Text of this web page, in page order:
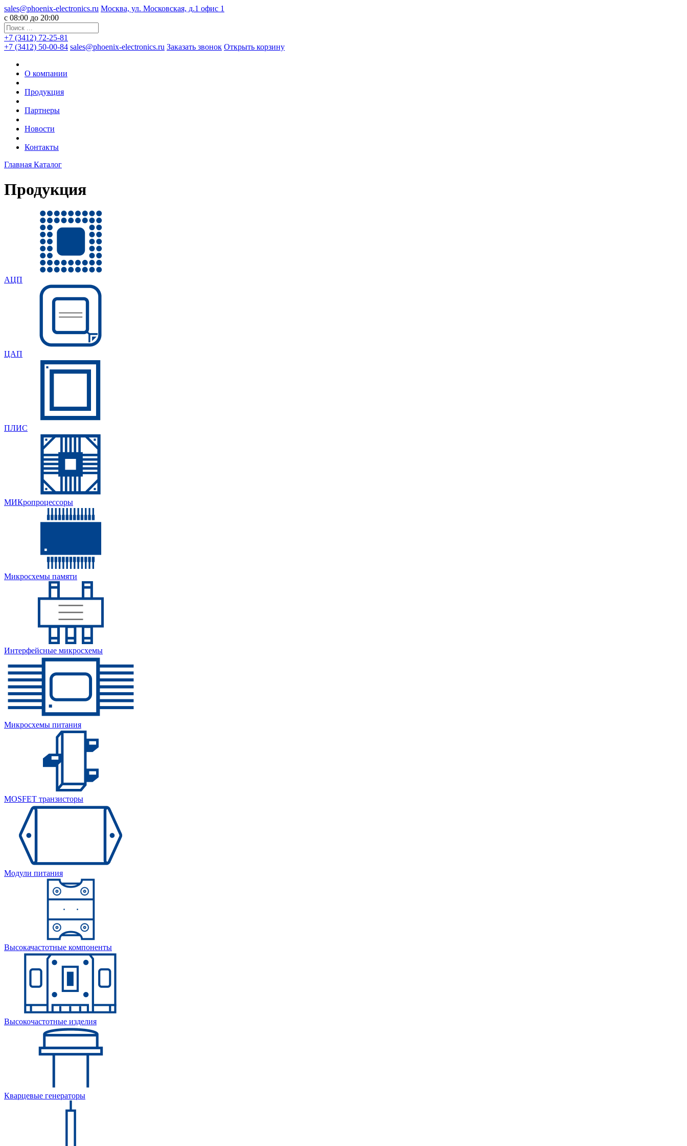
sales@phoenix-electronics.ru Москва, ул. Московская, д.1 офис 1
c 08:00 до 20:00
+7 (3412) 72-25-81
+7 (3412) 50-00-84 sales@phoenix-electronics.ru Заказать звонок Открыть корзину
О компании
Продукция
Партнеры
Новости
Контакты
Главная Каталог
Продукция
АЦП
ЦАП
ПЛИС
МИКропроцессоры
Микросхемы памяти
Интерфейсные микросхемы
Микросхемы питания
MOSFET транзисторы
Модули питания
Высокачастотные компоненты
Высокочастотные изделия
Кварцевые генераторы